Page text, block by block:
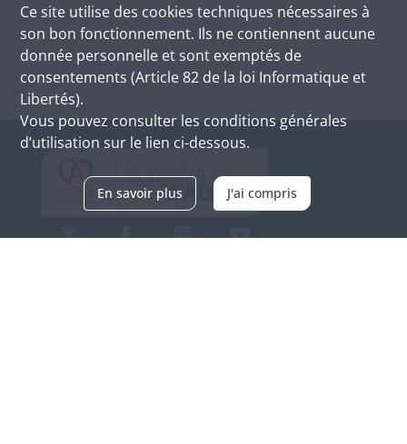
Ce site utilise des cookies techniques nécessaires à
son bon fonctionnement. Ils ne contiennent aucune
donnée personnelle et sont exemptés de
consentements (Article 82 de la loi Informatique et
Libertés).
Vous pouvez consulter les conditions générales
d’utilisation sur le lien ci-dessous.
En savoir plus J'ai compris